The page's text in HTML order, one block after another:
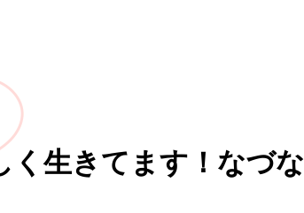
く生きてます！なづな